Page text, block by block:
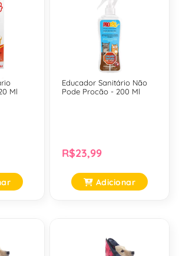
Ml
Educador Sanitário Não
Pode Procão - 200 Ml
R$23,99
Adicionar